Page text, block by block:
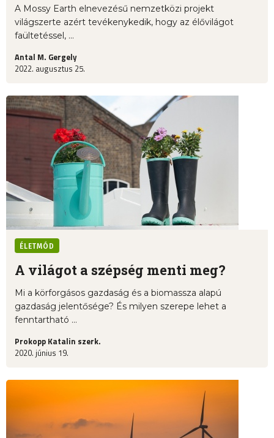
A Mossy Earth elnevezésű nemzetközi projekt
világszerte azért tevékenykedik, hogy az élővilágot
faültetéssel, ...
Antal M. Gergely
2022. augusztus 25.
ÉLETMÓD
A világot a szépség menti meg?
Mi a körforgásos gazdaság és a biomassza alapú
gazdaság jelentősége? És milyen szerepe lehet a
fenntartható ...
Prokopp Katalin szerk.
2020. június 19.